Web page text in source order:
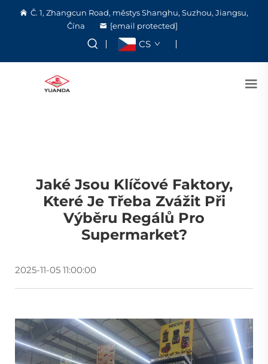
Č. 1, Zhangcun Road, městys Shanghu, Suzhou, Jiangsu,
Čína
[email protected]
CS
Jaké Jsou Klíčové Faktory,
Které Je Třeba Zvážit Při
Výběru Regálů Pro
Supermarket?
2025-11-05 11:00:00